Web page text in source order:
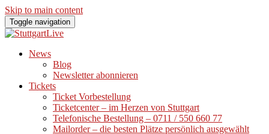
Skip to main content
Toggle navigation
News
Blog
Newsletter abonnieren
Tickets
Ticket Vorbestellung
Ticketcenter – im Herzen von Stuttgart
Telefonische Bestellung – 0711 / 550 660 77
Mailorder – die besten Plätze persönlich ausgewählt